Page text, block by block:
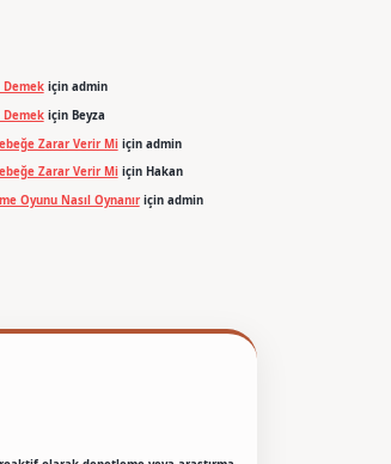
Demekiçin admin
Demekiçin Beyza
Zarar Verir Miiçin admin
Zarar Verir Miiçin Hakan
Oyunu Nasıl Oynanıriçin admin